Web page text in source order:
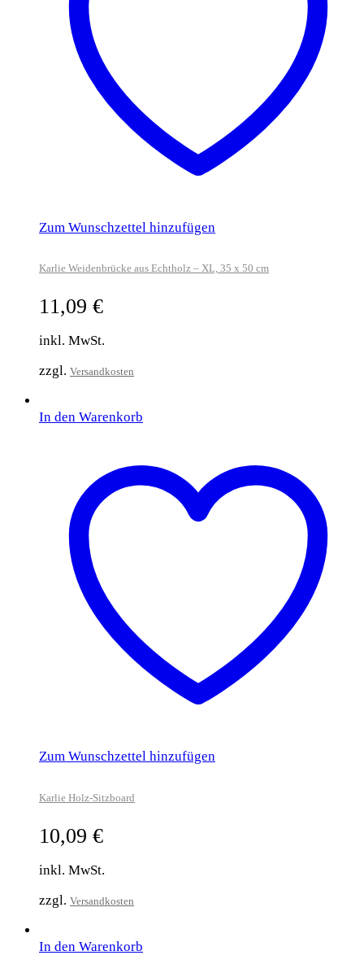
Zum Wunschzettel hinzufügen
Karlie Weidenbrücke aus Echtholz – XL, 35 x 50 cm
11,09 €
inkl. MwSt.
zzgl. Versandkosten
In den Warenkorb
Zum Wunschzettel hinzufügen
Karlie Holz-Sitzboard
10,09 €
inkl. MwSt.
zzgl. Versandkosten
In den Warenkorb